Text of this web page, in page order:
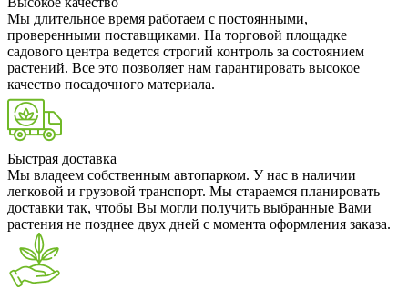
Мы длительное время работаем с постоянными,
проверенными поставщиками. На торговой площадке
садового центра ведется строгий контроль за состоянием
растений. Все это позволяет нам гарантировать высокое
качество посадочного материала.
Быстрая доставка
Мы владеем собственным автопарком. У нас в наличии
легковой и грузовой транспорт. Мы стараемся планировать
доставки так, чтобы Вы могли получить выбранные Вами
растения не позднее двух дней с момента оформления заказа.